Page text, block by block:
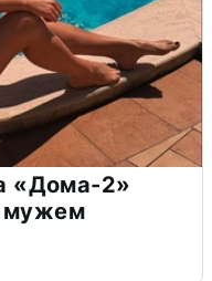
«Дома-2»
мужем